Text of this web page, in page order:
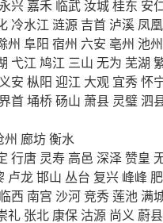
永兴 嘉禾 临武 汝城桂东 安
冷水江 涟源 吉首 泸溪 凤凰
州 阜阳 宿州 六安 亳州 池州
弋江 鸠江 三山 无为 芜湖
义安 枞阳 迎江 大观 宜秀怀
界首埇桥砀山 萧县 灵璧泗
州 廊坊衡水
行唐 灵寿 高邑 深泽 赞皇
卢龙邯山 丛台 复兴 峰峰
临西 南宫 沙河竞秀莲池 满
礼 张北 康保 沽源 尚义 蔚县